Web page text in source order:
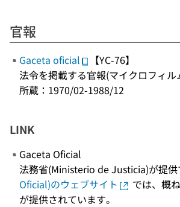
官報
Gaceta oficial
【YC-76】
法令を掲載する官報(マイクロフィル
所蔵：1970/02-1988/12
LINK
Gaceta Oficial
法務省(Ministerio de Justicia)が提供
Oficial)のウェブサイト
では、概
が提供されています。